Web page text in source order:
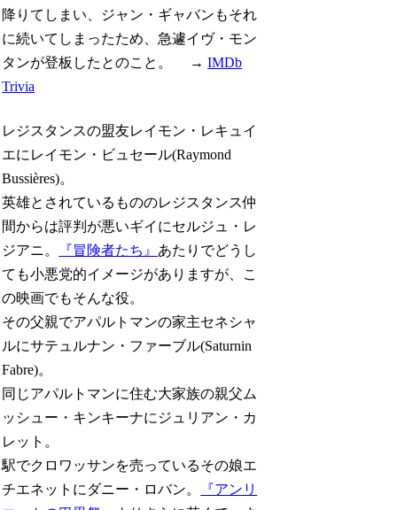
降りてしまい、ジャン・ギャバンもそれ
に続いてしまったため、急遽イヴ・モン
タンが登板したとのこと。 →IMDb
Trivia
レジスタンスの盟友レイモン・レキュイ
エにレイモン・ビュセール(Raymond
Bussières)。
英雄とされているもののレジスタンス仲
間からは評判が悪いギイにセルジュ・レ
ジアニ。
『冒険者たち』 あたりでどうし
ても小悪党的イメージがありますが、こ
の映画でもそんな役。
その父親でアパルトマンの家主セネシャ
ルにサテュルナン・ファーブル(Saturnin
Fabre)。
同じアパルトマンに住む大家族の親父ム
ッシュー・キンキーナにジュリアン・カ
レット。
駅でクロワッサンを売っているその娘エ
チエネットにダニー・ロバン。
『アンリ